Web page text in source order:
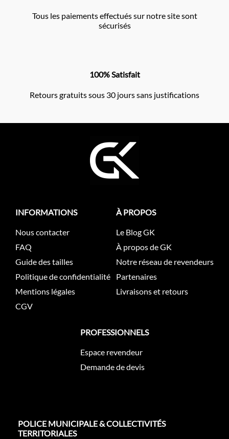
Tous les paiements effectués sur notre site sont
sécurisés
100% Satisfait
Retours gratuits sous 30 jours sans justifications
INFORMATIONS
Nous contacter
FAQ
Guide des tailles
Politique de confidentialité
Mentions légales
CGV
À PROPOS
Le Blog GK
À propos de GK
Notre réseau de revendeurs
Partenaires
Livraisons et retours
PROFESSIONNELS
Espace revendeur
Demande de devis
POLICE MUNICIPALE & COLLECTIVITÉS
TERRITORIALES